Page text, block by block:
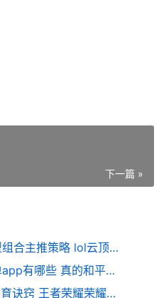
下一篇 »
云顶之弈S9亚索主C阵型组合主推策略 lol云顶之弈s5.5亚索
正规的与平精英代练接单app有哪些 真的和平精英
王者荣耀荣耀S24中单发育诀窍 王者荣耀荣耀王者